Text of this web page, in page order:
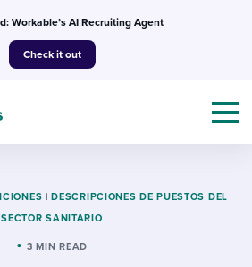
Workable’s AI Recruiting Agent
Check it out
Topics
| DESCRIPCIONES DE PUESTOS DEL
SECTOR SANITARIO
3 MIN READ